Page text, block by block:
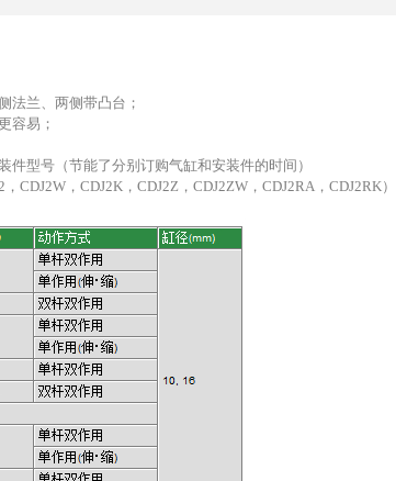
法兰、两侧带凸台；
容易；
件型号（节能了分别订购气缸和安装件的时间）
CDJ2W，CDJ2K，CDJ2Z，CDJ2ZW，CDJ2RA，CDJ2RK）